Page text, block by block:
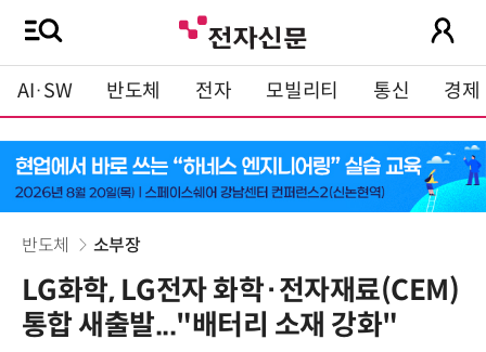
AI·SW 반도체 전자 모빌리티 통신 경제
반도체 소부장
LG화학, LG전자 화학·전자재료(CEM)
통합 새출발..."배터리 소재 강화"